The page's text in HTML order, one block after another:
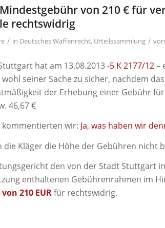
von 210 € für
rechtswidrig
/ in Deutsches Waffenrecht, Urteilssammlung /
hat am 13.08.2013 -5 K 2177/12–
seiner Sache zu sicher, nachdem
der Erhebung einer Gebühr
46,67 €
kommentierten wir: Ja, was haben wir
Kläger die Höhe der Gebühren nicht
den von der Stadt Stuttgart
enthaltenen Gebührenrahmen im
210 EURfür rechtswidrig.